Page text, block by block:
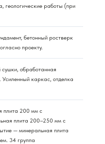
геологические работы (при
бетонный ростверк
проекту.
обработанная
каркас, отделка
плита 200 мм с
плита 200–250 мм с
— минеральная плита
34 группа